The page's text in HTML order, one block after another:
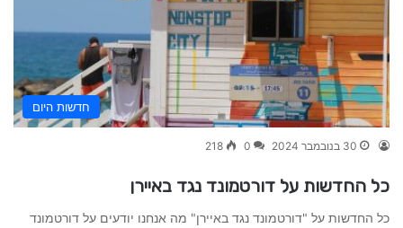
חדשות היום
30 בנובמבר 2024 0
218
כל החדשות על דורטמונד נגד באיירן
כל החדשות על "דורטמונד נגד באיירן" מה אנחנו יודעים על דורטמונד